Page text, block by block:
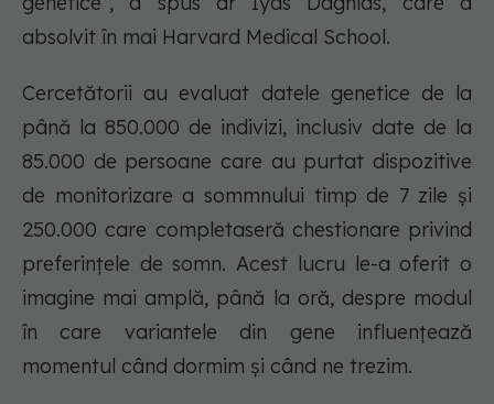
absolvit în mai Harvard Medical School.
Cercetătorii au evaluat datele genetice de la
până la 850.000 de indivizi, inclusiv date de la
85.000 de persoane care au purtat dispozitive
de monitorizare a sommnului timp de 7 zile și
250.000 care completaseră chestionare privind
preferințele de somn. Acest lucru le-a oferit o
imagine mai amplă, până la oră, despre modul
în care variantele din gene influențează
momentul când dormim și când ne trezim.